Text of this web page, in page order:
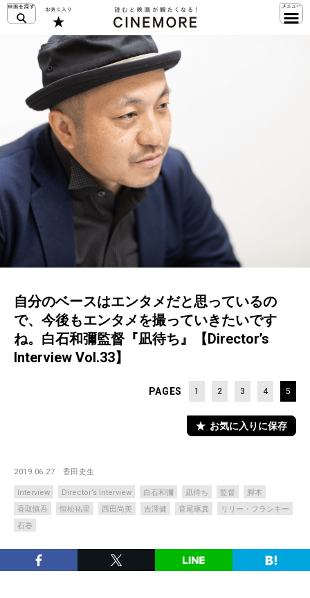
自分のベースはエンタメだと思っているの
で、今後もエンタメを撮っていきたいです
ね。白石和彌監督『凪待ち』【Director’s
Interview Vol.33】
PAGES 1 2 3 4 5
お気に入りに保存
2019.06.27 香田史生
Interview Director’s Interview 白石和彌 凪待ち 監督
脚本
香取慎吾
恒松祐里 西田尚美 吉澤健 音尾琢真
リリー・フランキー
石巻